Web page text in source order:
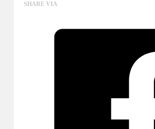
SHARE VIA